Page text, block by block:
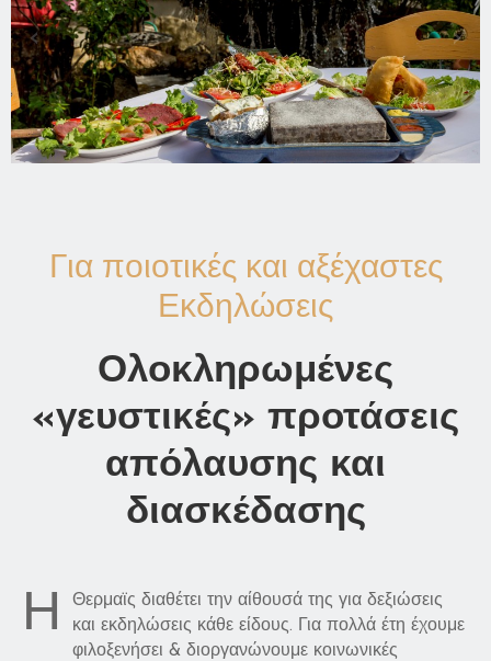
‹ ›
Για ποιοτικές και αξέχαστες
Εκδηλώσεις
Ολοκληρωμένες
«γευστικές» προτάσεις
απόλαυσης και
διασκέδασης
Η
Θερμαϊς διαθέτει την αίθουσά της για δεξιώσεις
και εκδηλώσεις κάθε είδους. Για πολλά έτη έχουμε
φιλοξενήσει & διοργανώνουμε κοινωνικές